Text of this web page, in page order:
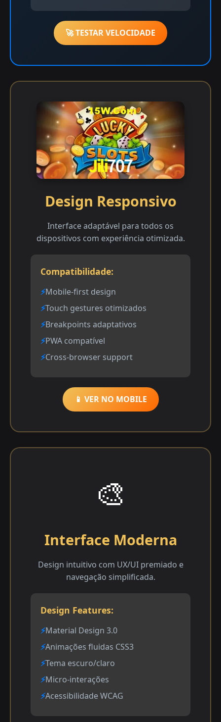
🚀 TESTAR VELOCIDADE
Design Responsivo
Interface adaptável para todos os
dispositivos com experiência otimizada.
Compatibilidade:
Mobile-first design
Touch gestures otimizados
Breakpoints adaptativos
PWA compatível
Cross-browser support
📱 VER NO MOBILE
🎨
Interface Moderna
Design intuitivo com UX/UI premiado e
navegação simplificada.
Design Features:
Material Design 3.0
Animações fluidas CSS3
Tema escuro/claro
Micro-interações
Acessibilidade WCAG